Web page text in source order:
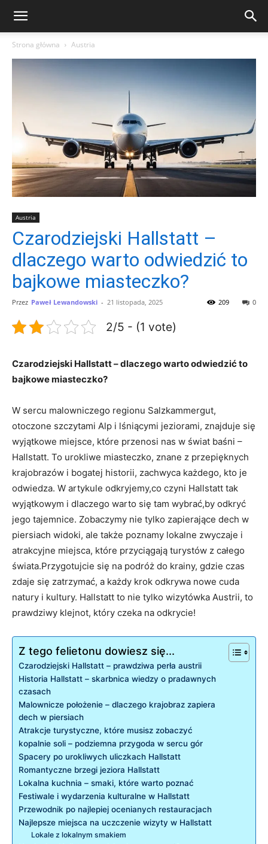
Strona główna Austria
Austria
Czarodziejski Hallstatt –
dlaczego warto odwiedzić to
bajkowe miasteczko?
Przez Paweł Lewandowski - 21 listopada, 2025 0
209
2/5 - (1 vote)
Czarodziejski Hallstatt – dlaczego warto odwiedzić to
bajkowe miasteczko?
W sercu malowniczego regionu Salzkammergut,
otoczone szczytami‌ Alp i lśniącymi jeziorami, znajduje się‌
wyjątkowe miejsce, które przenosi nas‍ w świat baśni –
Hallstatt. To urokliwe miasteczko, znane z przepięknych
‍krajobrazów i ​bogatej historii, zachwyca każdego, kto je
odwiedza. ​W artykule odkryjemy,co czyni Hallstatt tak
wyjątkowym i dlaczego warto się tam wybrać,by odkryć
jego tajemnice. Zobaczymy nie tylko zapierające‌ dech w
piersiach widoki, ale ⁣także‌ poznamy lokalne zwyczaje i
atrakcyjne miejsca, które⁢ przyciągają turystów z całego
świata.Przygotujcie się ‌na podróż do‍ krainy, gdzie czas
zdaje‍ się zatrzymać, a ​każdy krok odkrywa nowe cuda
natury i kultury. Hallstatt to nie tylko ‍wizytówka⁤ Austrii, to
prawdziwy klejnot, który czeka na odkrycie!
Z tego felietonu dowiesz się...
Czarodziejski Hallstatt – prawdziwa perła austrii
Historia Hallstatt – skarbnica wiedzy⁤ o pradawnych
⁣czasach
Malownicze położenie⁣ – dlaczego krajobraz zapiera
⁣dech w piersiach
Atrakcje turystyczne, które musisz zobaczyć
kopalnie soli – podziemna przygoda w sercu gór
Spacery po urokliwych uliczkach Hallstatt
Romantyczne brzegi jeziora Hallstatt
Lokalna kuchnia – smaki, które warto ​poznać
Festiwale i wydarzenia kulturalne w Hallstatt
Przewodnik po najlepiej‍ ocenianych restauracjach
Najlepsze miejsca na uczczenie wizyty ​w⁤ Hallstatt
Lokale z lokalnym smakiem